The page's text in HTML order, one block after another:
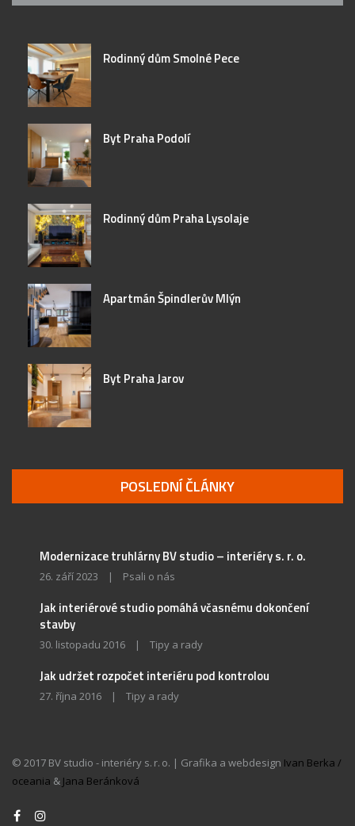
Rodinný dům Smolné Pece
Byt Praha Podolí
Rodinný dům Praha Lysolaje
Apartmán Špindlerův Mlýn
Byt Praha Jarov
POSLEDNÍ ČLÁNKY
Modernizace truhlárny BV studio – interiéry s. r. o.
26. září 2023 | Psali o nás
Jak interiérové studio pomáhá včasnému dokončení
stavby
30. listopadu 2016 | Tipy a rady
Jak udržet rozpočet interiéru pod kontrolou
27. října 2016 | Tipy a rady
© 2017 BV studio - interiéry s. r. o. | Grafika a webdesign Ivan Berka /
oceania & Jana Beránková